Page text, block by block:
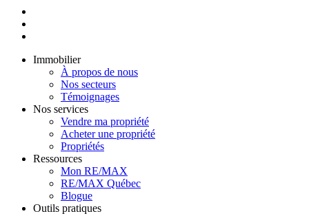
Immobilier
À propos de nous
Nos secteurs
Témoignages
Nos services
Vendre ma propriété
Acheter une propriété
Propriétés
Ressources
Mon RE/MAX
RE/MAX Québec
Blogue
Outils pratiques